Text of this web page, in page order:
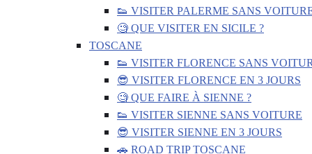
👟 VISITER PALERME SANS
🧐 QUE VISITER EN SICILE ?
TOSCANE
👟 VISITER FLORENCE SANS
😎 VISITER FLORENCE EN 3 JOURS
🧐 QUE FAIRE À SIENNE ?
👟 VISITER SIENNE SANS VOITURE
😎 VISITER SIENNE EN 3 JOURS
🚗 ROAD TRIP TOSCANE